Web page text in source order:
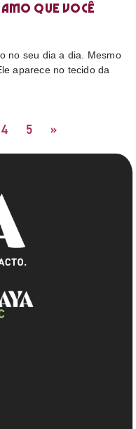
que você
no seu dia a dia. Mesmo
aparece no tecido da
4 5 »